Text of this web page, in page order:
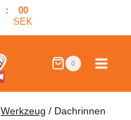
:
00
SEK
0
Werkzeug / Dachrinnen